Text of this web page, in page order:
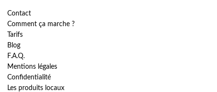
Contact
Comment ça marche ?
Tarifs
Blog
F.A.Q.
Mentions légales
Confidentialité
Les produits locaux